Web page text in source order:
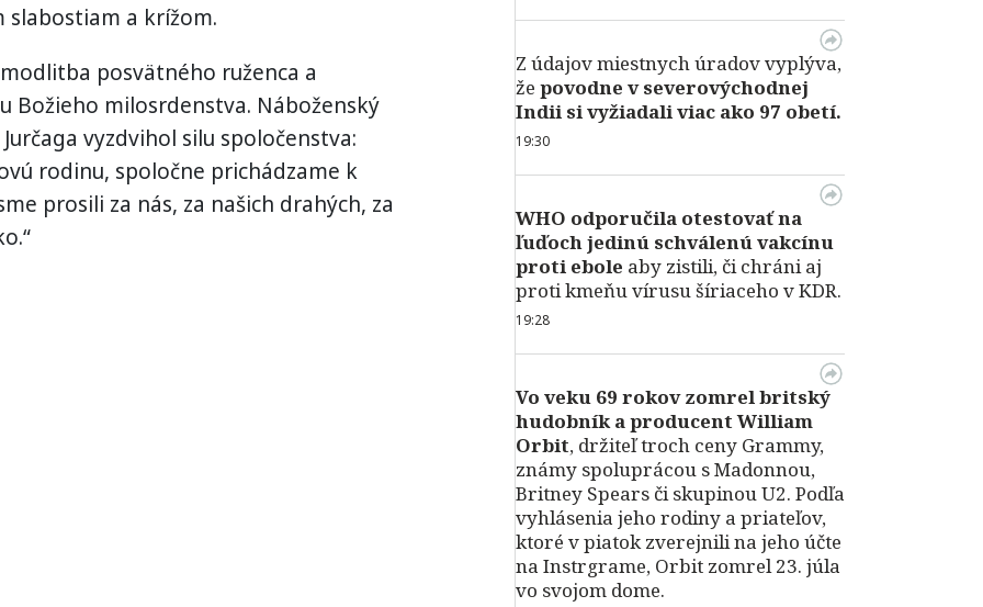
a krížom.
posvätného ruženca a
Božieho milosrdenstva. Náboženský
vyzdvihol silu spoločenstva:
rodinu, spoločne prichádzame k
prosili za nás, za našich drahých, za
Z údajov miestnych úradov vyplýva,
že povodne v severovýchodnej
Indii si vyžiadali viac ako 97 obetí.
19:30
WHO odporučila otestovať na
ľuďoch jedinú schválenú vakcínu
proti ebole aby zistili, či chráni aj
proti kmeňu vírusu šíriaceho v KDR.
19:28
Vo veku 69 rokov zomrel britský
hudobník a producent William
Orbit, držiteľ troch ceny Grammy,
známy spoluprácou s Madonnou,
Britney Spears či skupinou U2. Podľa
vyhlásenia jeho rodiny a priateľov,
ktoré v piatok zverejnili na jeho účte
na Instrgrame, Orbit zomrel 23. júla
vo svojom dome.